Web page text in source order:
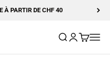
À PARTIR DE CHF 40
Ouvrir la
Ouvrir le
Voir le